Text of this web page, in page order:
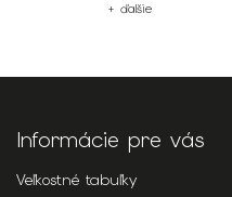
+ ďalšie
Informácie pre vás
Veľkostné tabuľky